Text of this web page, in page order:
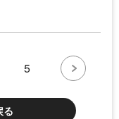
5
る